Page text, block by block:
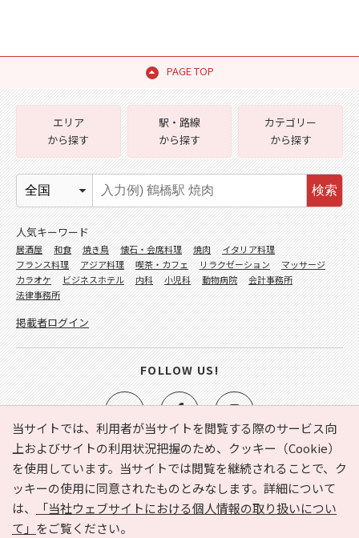
PAGE TOP
当サイトでは、利用者が当サイトを閲覧する際のサービス向
上およびサイトの利用状況把握のため、クッキー（Cookie）
を使用しています。当サイトでは閲覧を継続されることで、ク
ッキーの使用に同意されたものとみなします。詳細について
は、
「当社ウェブサイトにおける個人情報の取り扱いについ
て」 をご覧ください。
e-NAVITA（イーナビタ）とは？ お気に入り
ヘルプ
利用規約
個人情報の取り扱いについて
運営会社
サイトマップ
広告掲載に関するお問い合わせ
エリア
から探す
駅・路線
から探す
カテゴリー
から探す
検索
人気キーワード
居酒屋 和食 焼き鳥 懐石・会席料理 焼肉
イタリア料理
フランス料理
アジア料理 喫茶・カフェ リラクゼーション
マッサージ
カラオケ
ビジネスホテル 内科 小児科 動物病院
会計事務所
法律事務所
掲載者ログイン
FOLLOW US!